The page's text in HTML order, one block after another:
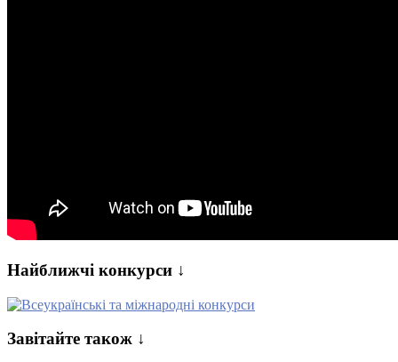
Найближчі конкурси ↓
Завітайте також ↓